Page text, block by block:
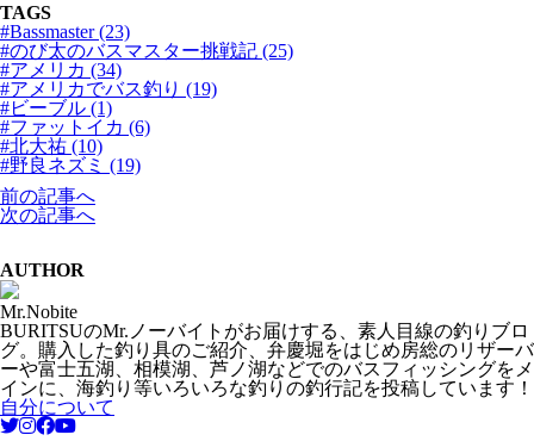
TAGS
#Bassmaster (23)
#のび太のバスマスター挑戦記 (25)
#アメリカ (34)
#アメリカでバス釣り (19)
#ビーブル (1)
#ファットイカ (6)
#北大祐 (10)
#野良ネズミ (19)
前の記事へ
次の記事へ
AUTHOR
Mr.Nobite
BURITSUのMr.ノーバイトがお届けする、素人目線の釣りブロ
グ。購入した釣り具のご紹介、弁慶堀をはじめ房総のリザーバ
ーや富士五湖、相模湖、芦ノ湖などでのバスフィッシングをメ
インに、海釣り等いろいろな釣りの釣行記を投稿しています！
自分について